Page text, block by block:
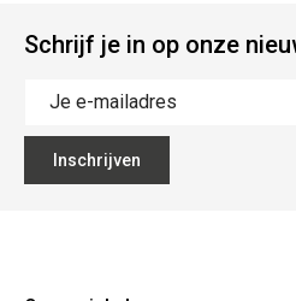
Schrijf je in op onze
Inschrijven